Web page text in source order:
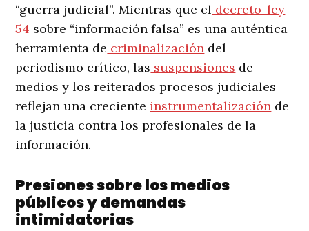
“guerra judicial”. Mientras que el decreto-ley
54 sobre “información falsa” es una auténtica
herramienta de criminalización del
periodismo crítico, las suspensiones de
medios y los reiterados procesos judiciales
reflejan una creciente instrumentalización de
la justicia contra los profesionales de la
información.
Presiones sobre los medios
públicos y demandas
intimidatorias